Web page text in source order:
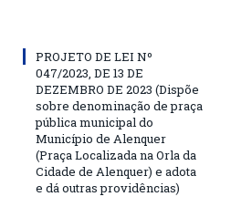
PROJETO DE LEI Nº
047/2023, DE 13 DE
DEZEMBRO DE 2023 (Dispõe
sobre denominação de praça
pública municipal do
Município de Alenquer
(Praça Localizada na Orla da
Cidade de Alenquer) e adota
e dá outras providências)